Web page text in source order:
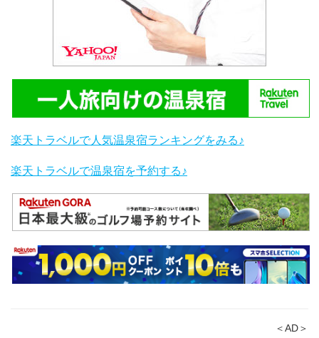
楽天トラベルで人気温泉宿ランキングをみる♪
楽天トラベルで温泉宿を予約する♪
＜AD＞